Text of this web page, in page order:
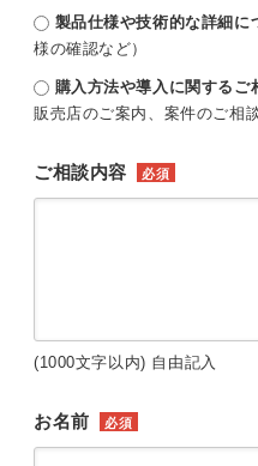
製品仕様や技術的な詳細に
様の確認など）
購入方法や導入に関するご
販売店のご案内、案件のご相談
ご相談内容 必須
(1000文字以内) 自由記入
お名前 必須